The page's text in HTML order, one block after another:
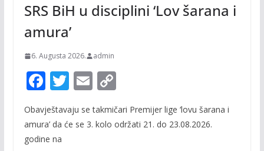
SRS BiH u disciplini ‘Lov šarana i
amura’
6. Augusta 2026. admin
F
ac
e
b
T
itt
E
m
ai
C
o
p
Obavještavaju se takmičari Premijer lige ‘lovu šarana i
amura’ da će se 3. kolo održati 21. do 23.08.2026.
godine na